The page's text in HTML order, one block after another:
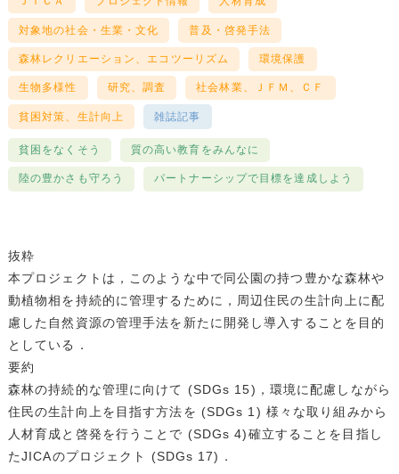
対象地の社会・生業・文化 普及・啓発手法
森林レクリエーション、エコツーリズム 環境保護
生物多様性 研究、調査 社会林業、ＪＦＭ、ＣＦ
貧困対策、生計向上 雑誌記事
貧困をなくそう 質の高い教育をみんなに
陸の豊かさも守ろう パートナーシップで目標を達成しよう
抜粋
本プロジェクトは，このような中で同公園の持つ豊かな森林や
動植物相を持続的に管理するために，周辺住民の生計向上に配
慮した自然資源の管理手法を新たに開発し導入することを目的
としている．
要約
森林の持続的な管理に向けて (SDGs 15)，環境に配慮しながら
住民の生計向上を目指す方法を (SDGs 1) 様々な取り組みから
人材育成と啓発を行うことで (SDGs 4)確立することを目指し
たJICAのプロジェクト (SDGs 17)．